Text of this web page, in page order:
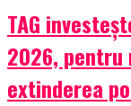
TAG
2026, pentru
extinderea